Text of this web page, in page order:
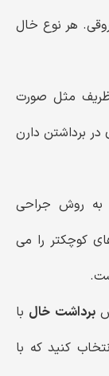
هر نوع خال
مثل صورت
در برداشتن دارن
به روش جراحی
کوچکتر را می
برداشت خال با
کنید که با